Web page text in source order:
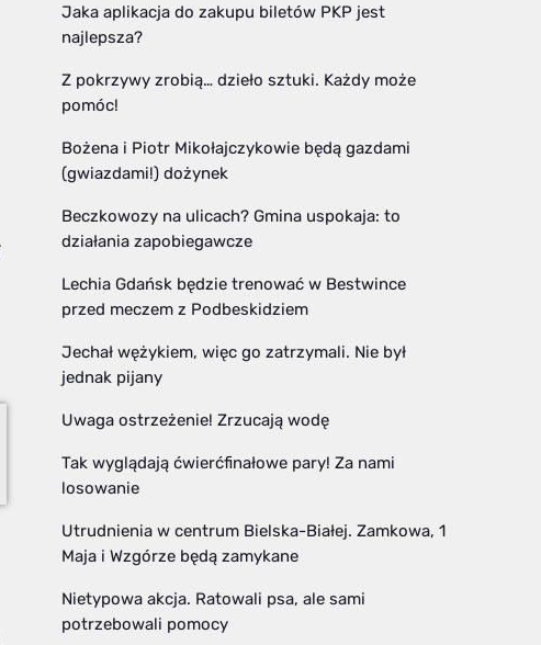
Jaka aplikacja do zakupu biletów PKP jest
najlepsza?
Z pokrzywy zrobią… dzieło sztuki. Każdy może
pomóc!
Bożena i Piotr Mikołajczykowie będą gazdami
(gwiazdami!) dożynek
Beczkowozy na ulicach? Gmina uspokaja: to
działania zapobiegawcze
Lechia Gdańsk będzie trenować w Bestwince
przed meczem z Podbeskidziem
Jechał wężykiem, więc go zatrzymali. Nie był
jednak pijany
Uwaga ostrzeżenie! Zrzucają wodę
Tak wyglądają ćwierćfinałowe pary! Za nami
losowanie
Utrudnienia w centrum Bielska-Białej. Zamkowa, 1
Maja i Wzgórze będą zamykane
Nietypowa akcja. Ratowali psa, ale sami
potrzebowali pomocy